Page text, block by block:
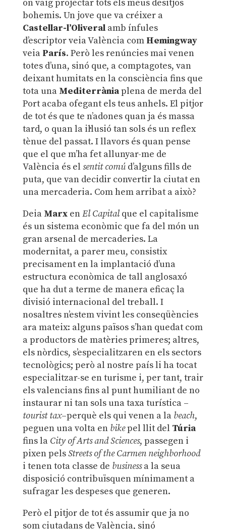
on vaig projectar tots els meus desitjos
bohemis. Un jove que va créixer a
Castellar-l’Oliveralamb ínfules
d’escriptor veia València com Hemingway
veia París. Però les renúncies mai venen
totes d’una, sinó que, a comptagotes, van
deixant humitats en la consciència fins que
tota una Mediterràniaplena de merda del
Port acaba ofegant els teus anhels. El pitjor
de tot és que te n’adones quan ja és massa
tard, o quan la il·lusió tan sols és un reflex
tènue del passat. I llavors és quan pense
que el que m’ha fet allunyar-me de
València és el sentit comúd’alguns fills de
puta, que van decidir convertir la ciutat en
una mercaderia. Com hem arribat a això?
Deia MarxenEl Capitalque el capitalisme
és un sistema econòmic que fa del món un
gran arsenal de mercaderies. La
modernitat, a parer meu, consistix
precisament en la implantació d’una
estructura econòmica de tall anglosaxó
que ha dut a terme de manera eficaç la
divisió internacional del treball. I
nosaltres n’estem vivint les conseqüències
ara mateix: alguns països s’han quedat com
a productors de matèries primeres; altres,
els nòrdics, s’especialitzaren en els sectors
tecnològics; però al nostre país li ha tocat
especialitzar-se en turisme i, per tant, trair
els valencians fins al punt humiliant de no
instaurar ni tan sols una taxa turística –
tourist tax–perquè els qui venen a labeach,
peguen una volta en bikepel llit del Túria
fins laCity of Arts and Sciences, passegen i
pixen pelsStreets of the Carmen neighborhood
i tenen tota classe de businessa la seua
disposició contribuïsquen mínimament a
sufragar les despeses que generen.
Però el pitjor de tot és assumir que ja no
som ciutadans de València, sinó